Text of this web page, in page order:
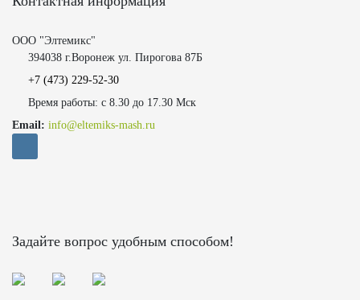
ООО "Элтемикс"
394038 г.Воронеж ул. Пирогова 87Б
+7 (473) 229-52-30
Время работы: с 8.30 до 17.30 Мск
Email: info@eltemiks-mash.ru
Задайте вопрос удобным способом!